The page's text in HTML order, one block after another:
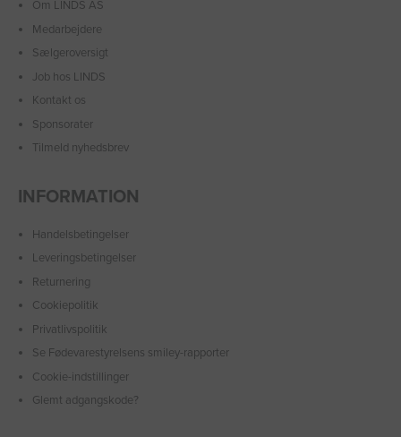
Om LINDS AS
Medarbejdere
Sælgeroversigt
Job hos LINDS
Kontakt os
Sponsorater
Tilmeld nyhedsbrev
INFORMATION
Handelsbetingelser
Leveringsbetingelser
Returnering
Cookiepolitik
Privatlivspolitik
Se Fødevarestyrelsens smiley-rapporter
Cookie-indstillinger
Glemt adgangskode?